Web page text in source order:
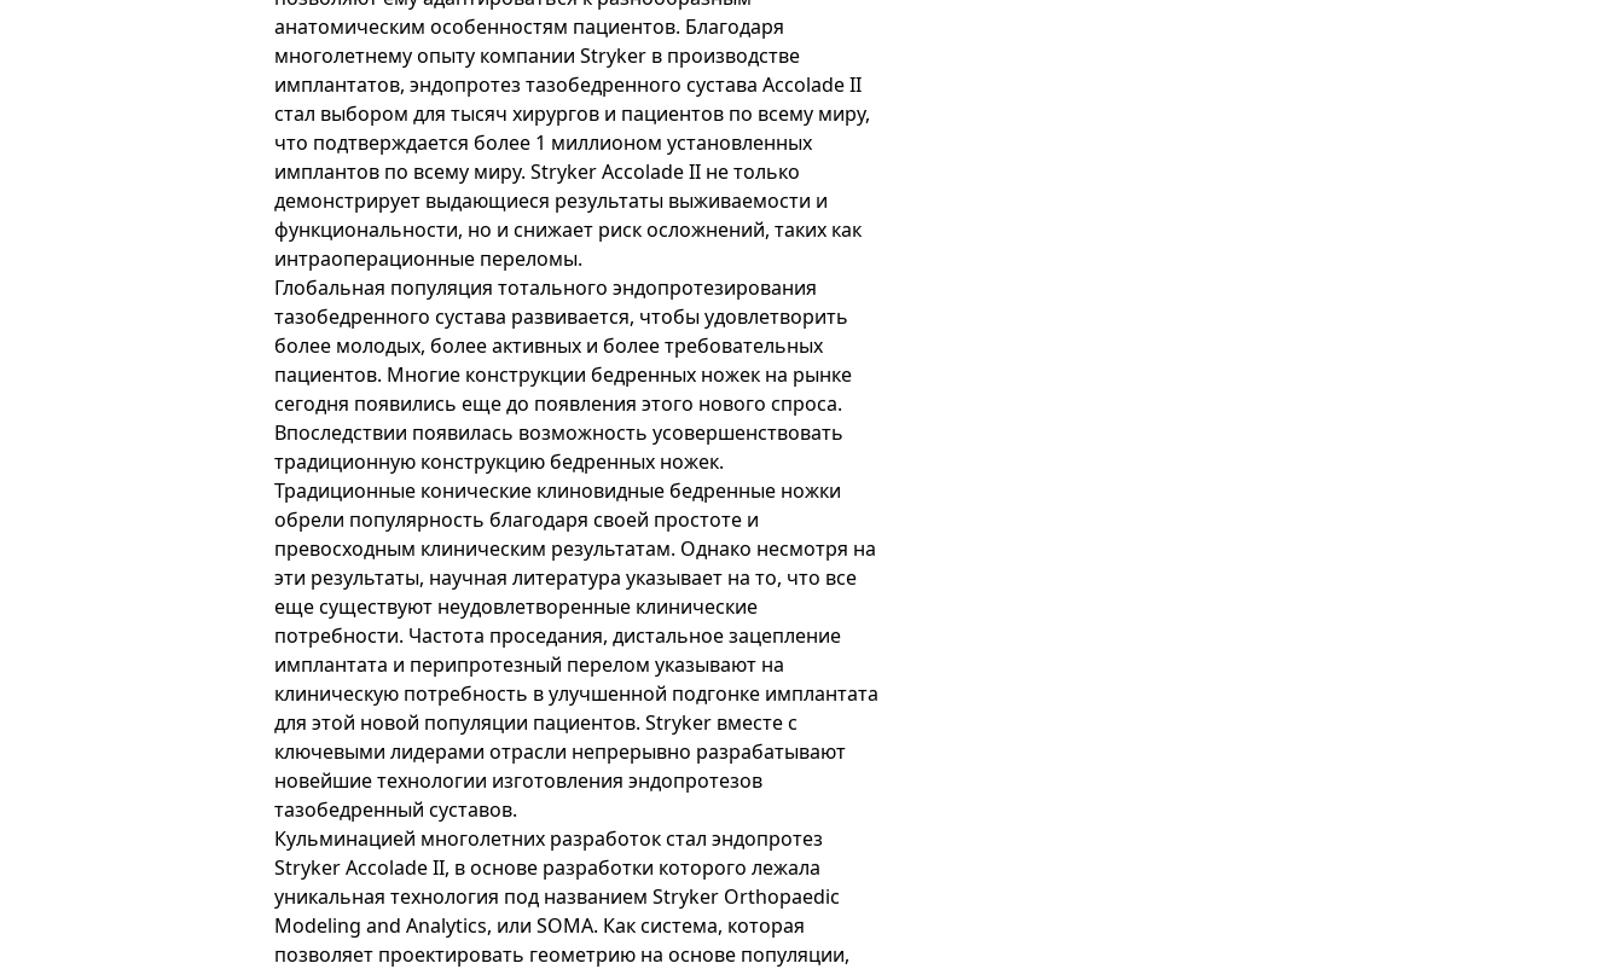
анатомическим особенностям пациентов. Благодаря
многолетнему опыту компании Stryker в производстве
имплантатов, эндопротез тазобедренного сустава Accolade II
стал выбором для тысяч хирургов и пациентов по всему миру,
что подтверждается более 1 миллионом установленных
имплантов по всему миру. Stryker Accolade II не только
демонстрирует выдающиеся результаты выживаемости и
функциональности, но и снижает риск осложнений, таких как
интраоперационные переломы.
Глобальная популяция тотального эндопротезирования
тазобедренного сустава развивается, чтобы удовлетворить
более молодых, более активных и более требовательных
пациентов. Многие конструкции бедренных ножек на рынке
сегодня появились еще до появления этого нового спроса.
Впоследствии появилась возможность усовершенствовать
традиционную конструкцию бедренных ножек.
Традиционные конические клиновидные бедренные ножки
обрели популярность благодаря своей простоте и
превосходным клиническим результатам. Однако несмотря на
эти результаты, научная литература указывает на то, что все
еще существуют неудовлетворенные клинические
потребности. Частота проседания, дистальное зацепление
имплантата и перипротезный перелом указывают на
клиническую потребность в улучшенной подгонке имплантата
для этой новой популяции пациентов. Stryker вместе с
ключевыми лидерами отрасли непрерывно разрабатывают
новейшие технологии изготовления эндопротезов
тазобедренный суставов.
Кульминацией многолетних разработок стал эндопротез
Stryker Accolade II, в основе разработки которого лежала
уникальная технология под названием Stryker Orthopaedic
Modeling and Analytics, или SOMA. Как система, которая
позволяет проектировать геометрию на основе популяции,